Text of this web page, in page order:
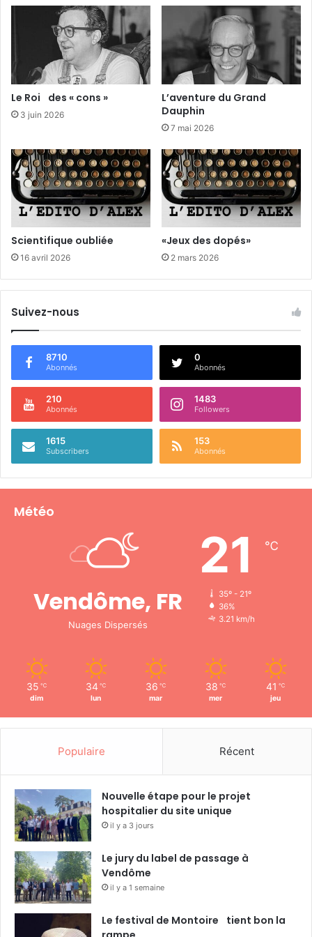
’
e
c
a
e
Le Roi des « cons »
3 juin 2026
L’aventure du Grand
Dauphin
7 mai 2026
Scientifique oubliée
16 avril 2026
«Jeux des dopés»
2 mars 2026
Suivez-nous
8710
Abonnés
0
Abonnés
210
Abonnés
1483
Followers
1615
Subscribers
153
Abonnés
Météo
Vendôme, FR
Nuages Dispersés
21 ℃
35º - 21º
36%
3.21 km/h
35 ℃
dim
34 ℃
lun
36 ℃
mar
38 ℃
mer
41 ℃
jeu
Populaire Récent
Nouvelle étape pour le projet
hospitalier du site unique
il y a 3 jours
Le jury du label de passage à
Vendôme
il y a 1 semaine
Le festival de Montoire tient bon la